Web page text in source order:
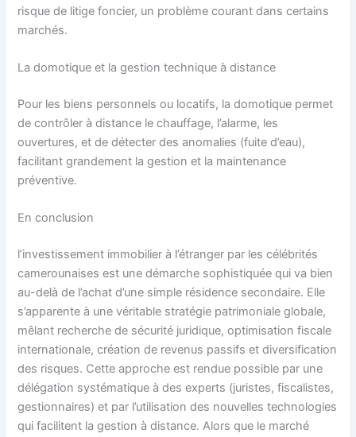
risque de litige foncier, un problème courant dans certains
marchés.
La domotique et la gestion technique à distance
Pour les biens personnels ou locatifs, la domotique permet
de contrôler à distance le chauffage, l’alarme, les
ouvertures, et de détecter des anomalies (fuite d’eau),
facilitant grandement la gestion et la maintenance
préventive.
En conclusion
l’investissement immobilier à l’étranger par les célébrités
camerounaises est une démarche sophistiquée qui va bien
au-delà de l’achat d’une simple résidence secondaire. Elle
s’apparente à une véritable stratégie patrimoniale globale,
mêlant recherche de sécurité juridique, optimisation fiscale
internationale, création de revenus passifs et diversification
des risques. Cette approche est rendue possible par une
délégation systématique à des experts (juristes, fiscalistes,
gestionnaires) et par l’utilisation des nouvelles technologies
qui facilitent la gestion à distance. Alors que le marché